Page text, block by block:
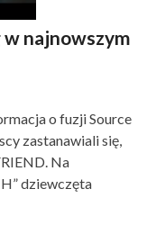
w najnowszym
o fuzji Source
zastanawiali się,
Na
dziewczęta